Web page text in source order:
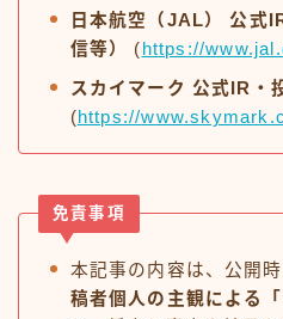
日本航空（JAL） 公式
信等）
( https://
スカイマーク 公式IR・
(https://
免責事項
本記事の内容は、公開
稿者個人の主観による